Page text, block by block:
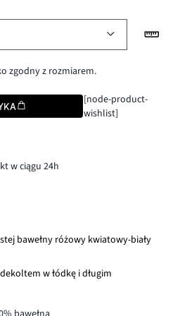
zgodny z rozmiarem.
[node-product-
wishlist]
w ciągu 24h
bawełny różowy kwiatowy-biały
w łódkę i długim